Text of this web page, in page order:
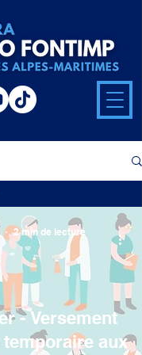
- Versement
aux
2 min de lecture